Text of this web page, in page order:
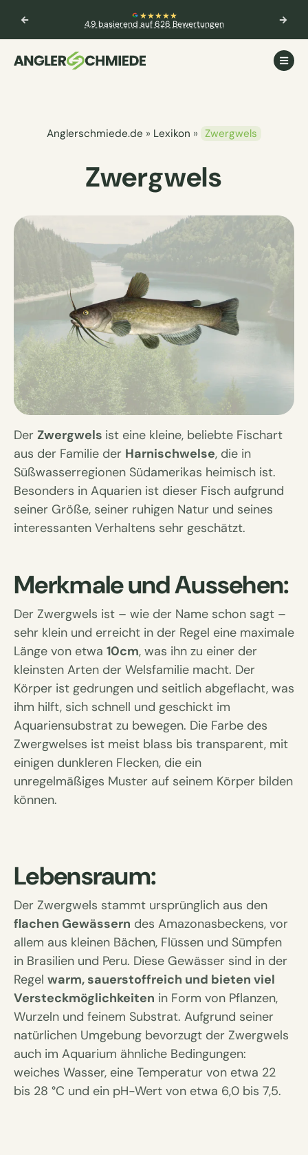
🎣 Aktuelle Prüfungstermine
Weitere Informationen
Anglerschmiede.de » Lexikon » Zwergwels
Zwergwels
Der Zwergwels ist eine kleine, beliebte Fischart
aus der Familie der Harnischwelse, die in
Süßwasserregionen Südamerikas heimisch ist.
Besonders in Aquarien ist dieser Fisch aufgrund
seiner Größe, seiner ruhigen Natur und seines
interessanten Verhaltens sehr geschätzt.
Merkmale und Aussehen:
Der Zwergwels ist – wie der Name schon sagt –
sehr klein und erreicht in der Regel eine maximale
Länge von etwa 10cm, was ihn zu einer der
kleinsten Arten der Welsfamilie macht. Der
Körper ist gedrungen und seitlich abgeflacht, was
ihm hilft, sich schnell und geschickt im
Aquariensubstrat zu bewegen. Die Farbe des
Zwergwelses ist meist blass bis transparent, mit
einigen dunkleren Flecken, die ein
unregelmäßiges Muster auf seinem Körper bilden
können.
Lebensraum:
Der Zwergwels stammt ursprünglich aus den
flachen Gewässern des Amazonasbeckens, vor
allem aus kleinen Bächen, Flüssen und Sümpfen
in Brasilien und Peru. Diese Gewässer sind in der
Regel warm, sauerstoffreich und bieten viel
Versteckmöglichkeiten in Form von Pflanzen,
Wurzeln und feinem Substrat. Aufgrund seiner
natürlichen Umgebung bevorzugt der Zwergwels
auch im Aquarium ähnliche Bedingungen:
weiches Wasser, eine Temperatur von etwa 22
bis 28 °C und ein pH-Wert von etwa 6,0 bis 7,5.